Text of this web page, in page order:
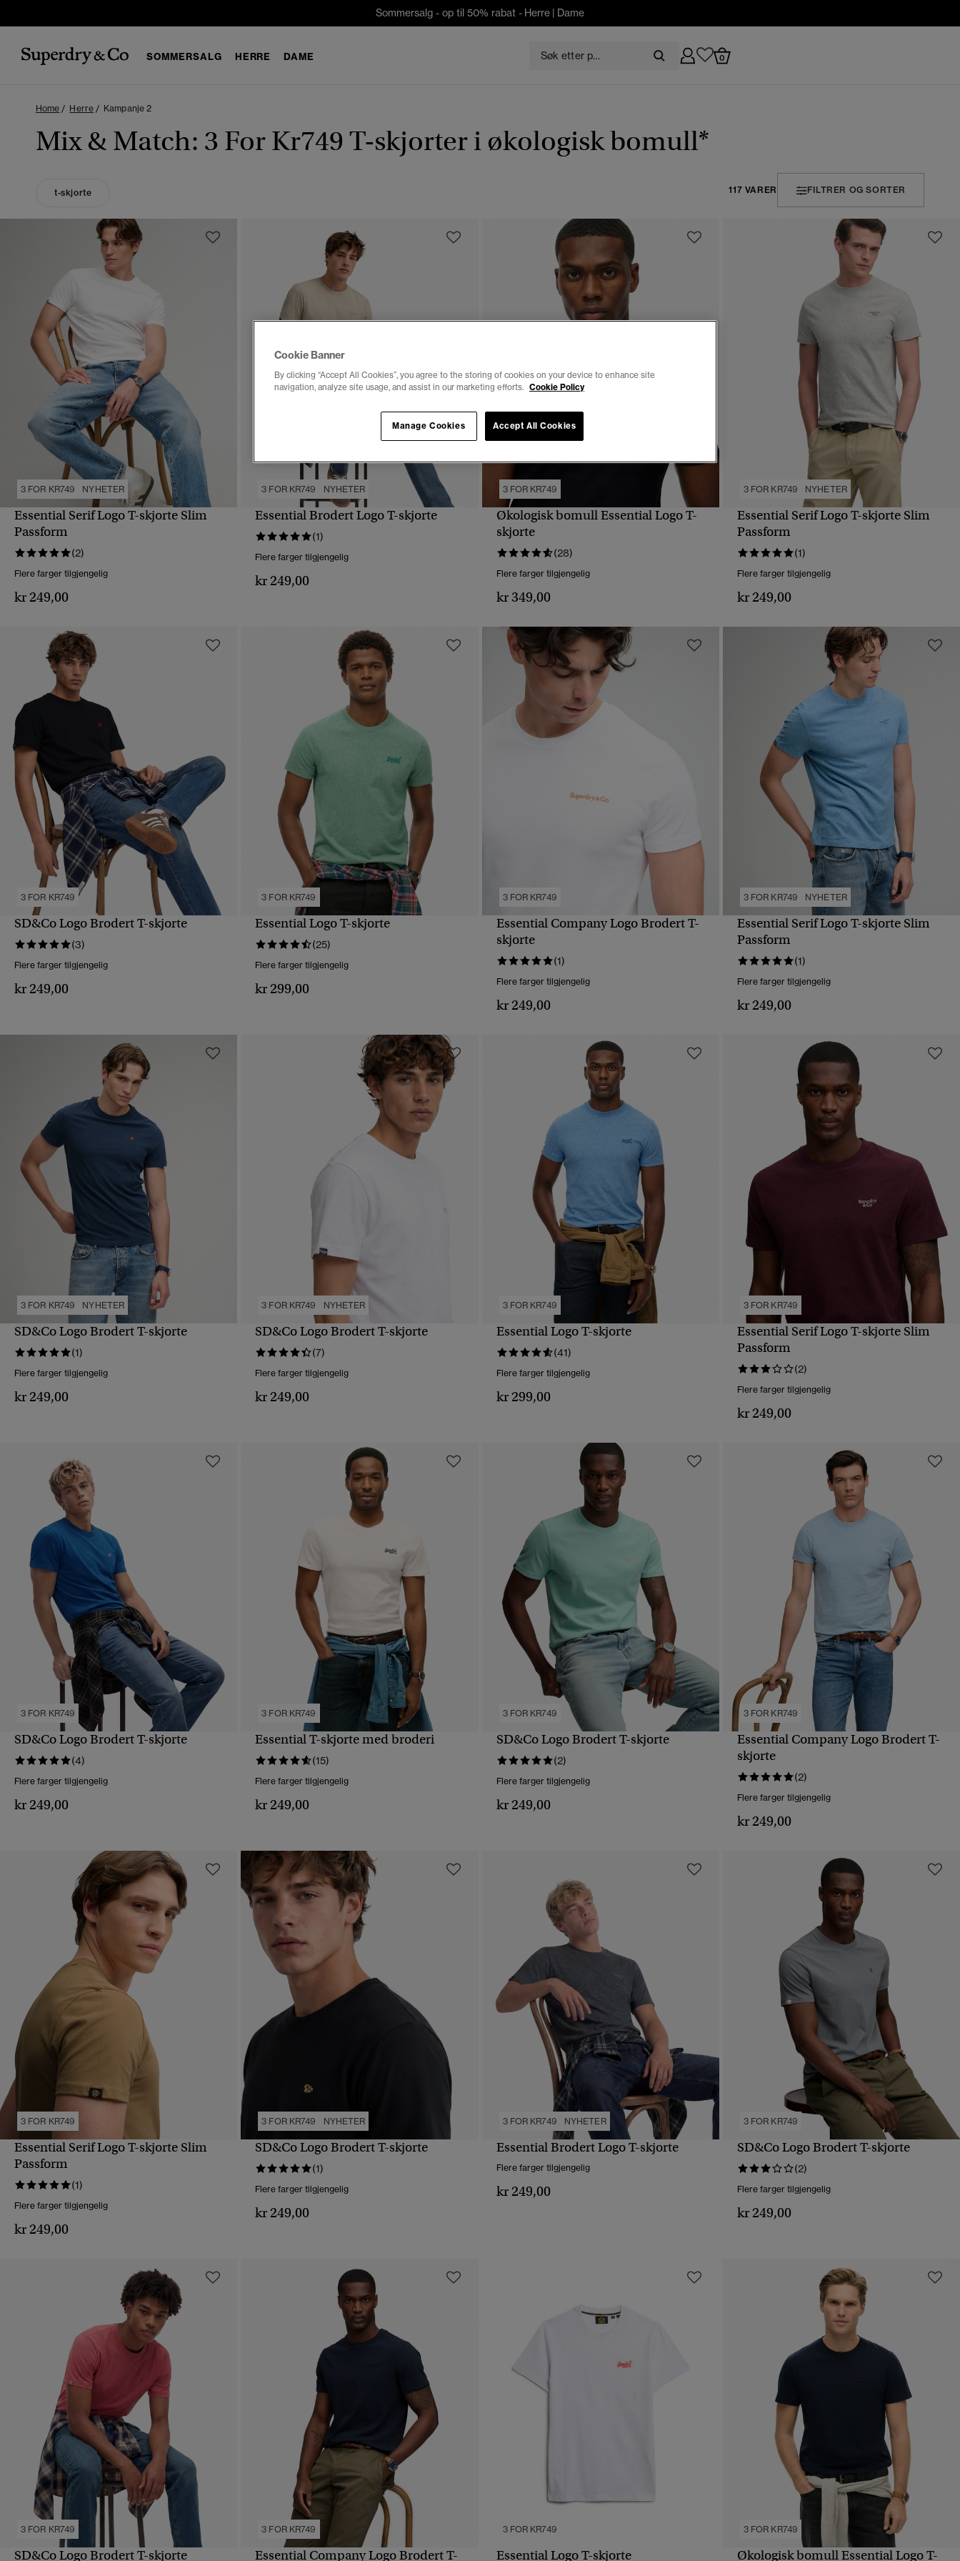
Sommersalg - op til 50% rabat - Herre | Dame
SOMMERSALG HERRE DAME 0
Home Herre Kampanje 2
Mix & Match: 3 For Kr749 T-skjorter i økologisk bomull*
t-skjorte 117 VARER FILTRER OG SORTER
3 FOR KR749 NYHETER
HURTIGVISNING
Essential Serif Logo T-skjorte Slim
Passform
(2)
Flere farger tilgjengelig
kr 249,00
3 FOR KR749 NYHETER
HURTIGVISNING
Essential Brodert Logo T-skjorte
(1)
Flere farger tilgjengelig
kr 249,00
3 FOR KR749
Økologisk bomull Essential Logo T-
skjorte
(28)
Flere farger tilgjengelig
kr 349,00
3 FOR KR749 NYHETER
HURTIGVISNING
Essential Serif Logo T-skjorte Slim
Passform
(1)
Flere farger tilgjengelig
kr 249,00
3 FOR KR749
SD&Co Logo Brodert T-skjorte
(3)
Flere farger tilgjengelig
kr 249,00
3 FOR KR749
HURTIGVISNING
Essential Logo T-skjorte
(25)
Flere farger tilgjengelig
kr 299,00
3 FOR KR749
HURTIGVISNING
Essential Company Logo Brodert T-
skjorte
(1)
Flere farger tilgjengelig
kr 249,00
3 FOR KR749 NYHETER
HURTIGVISNING
Essential Serif Logo T-skjorte Slim
Passform
(1)
Flere farger tilgjengelig
kr 249,00
3 FOR KR749 NYHETER
SD&Co Logo Brodert T-skjorte
(1)
Flere farger tilgjengelig
kr 249,00
3 FOR KR749 NYHETER
SD&Co Logo Brodert T-skjorte
(7)
Flere farger tilgjengelig
kr 249,00
3 FOR KR749
HURTIGVISNING
Essential Logo T-skjorte
(41)
Flere farger tilgjengelig
kr 299,00
3 FOR KR749
HURTIGVISNING
Essential Serif Logo T-skjorte Slim
Passform
(2)
Flere farger tilgjengelig
kr 249,00
3 FOR KR749
SD&Co Logo Brodert T-skjorte
(4)
Flere farger tilgjengelig
kr 249,00
3 FOR KR749
HURTIGVISNING
Essential T-skjorte med broderi
(15)
Flere farger tilgjengelig
kr 249,00
3 FOR KR749
SD&Co Logo Brodert T-skjorte
(2)
Flere farger tilgjengelig
kr 249,00
3 FOR KR749
HURTIGVISNING
Essential Company Logo Brodert T-
skjorte
(2)
Flere farger tilgjengelig
kr 249,00
3 FOR KR749
HURTIGVISNING
Essential Serif Logo T-skjorte Slim
Passform
(1)
Flere farger tilgjengelig
kr 249,00
3 FOR KR749 NYHETER
SD&Co Logo Brodert T-skjorte
(1)
Flere farger tilgjengelig
kr 249,00
3 FOR KR749 NYHETER
HURTIGVISNING
Essential Brodert Logo T-skjorte
Flere farger tilgjengelig
kr 249,00
3 FOR KR749
SD&Co Logo Brodert T-skjorte
(2)
Flere farger tilgjengelig
kr 249,00
3 FOR KR749
SD&Co Logo Brodert T-skjorte
3 FOR KR749
Essential Company Logo Brodert T-
3 FOR KR749
Essential Logo T-skjorte
3 FOR KR749
Økologisk bomull Essential Logo T-
Cookie Banner
By clicking “Accept All Cookies”, you agree to the storing of cookies on your device to enhance site
navigation, analyze site usage, and assist in our marketing efforts. Cookie Policy
Accept All Cookies
Manage Cookies